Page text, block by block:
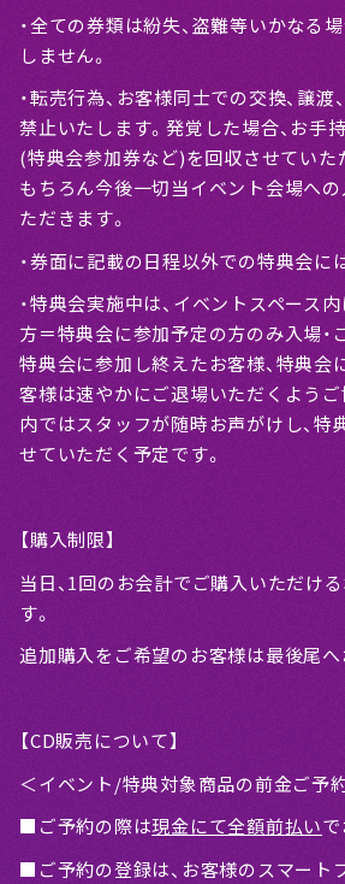
・全ての券類は紛失、盗難等いかなる
しません。
・転売行為、お客様同士での交換、譲渡
禁止いたします。発覚した場合、お手
(特典会参加券など)を回収させていた
もちろん今後一切当イベント会場へ
ただきます。
・券面に記載の日程以外での特典会に
・特典会実施中は、イベントスペース
方＝特典会に参加予定の方のみ入場・
特典会に参加し終えたお客様、特典会
客様は速やかにご退場いただくよう
内ではスタッフが随時お声がけし、特
せていただく予定です。
【購入制限】
当日、1回のお会計でご購入いただけ
す。
追加購入をご希望のお客様は最後尾へ
【CD販売について】
＜イベント/特典対象商品の前金ご予
■ご予約の際は現金にて全額前払い
■ご予約の登録は、お客様のスマー